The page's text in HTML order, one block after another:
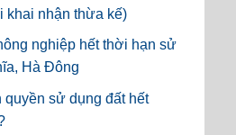
khai nhận thừa kế)
nghiệp hết thời hạn sử
Hà Đông
sử dụng đất hết